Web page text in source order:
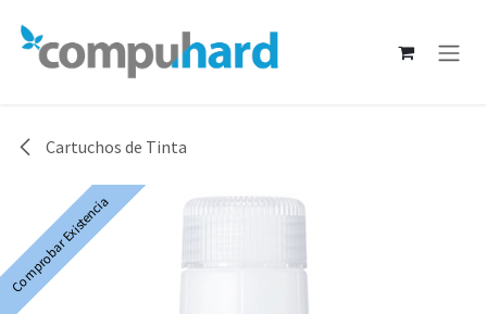
Cartuchos de Tinta
Comprobar Existencia